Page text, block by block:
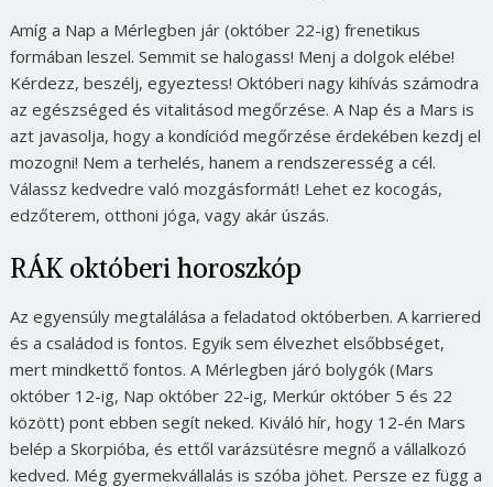
Amíg a Nap a Mérlegben jár (október 22-ig) frenetikus
formában leszel. Semmit se halogass! Menj a dolgok elébe!
Kérdezz, beszélj, egyeztess! Októberi nagy kihívás számodra
az egészséged és vitalitásod megőrzése. A Nap és a Mars is
azt javasolja, hogy a kondíciód megőrzése érdekében kezdj el
mozogni! Nem a terhelés, hanem a rendszeresség a cél.
Válassz kedvedre való mozgásformát! Lehet ez kocogás,
edzőterem, otthoni jóga, vagy akár úszás.
RÁK októberi horoszkóp
Az egyensúly megtalálása a feladatod októberben. A karriered
és a családod is fontos. Egyik sem élvezhet elsőbbséget,
mert mindkettő fontos. A Mérlegben járó bolygók (Mars
október 12-ig, Nap október 22-ig, Merkúr október 5 és 22
között) pont ebben segít neked. Kiváló hír, hogy 12-én Mars
belép a Skorpióba, és ettől varázsütésre megnő a vállalkozó
kedved. Még gyermekvállalás is szóba jöhet. Persze ez függ a